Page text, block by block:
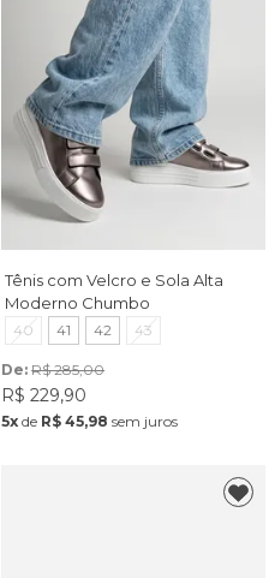
Tênis com Velcro e Sola Alta
Moderno Chumbo
40 41 42 43
De: R$ 285,00
R$ 229,90
5x de R$ 45,98 sem juros